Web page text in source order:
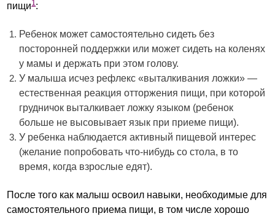
пищи1:
Ребенок может самостоятельно сидеть без
посторонней поддержки или может сидеть на коленях
у мамы и держать при этом голову.
У малыша исчез рефлекс «выталкивания ложки» —
естественная реакция отторжения пищи, при которой
грудничок выталкивает ложку языком (ребенок
больше не высовывает язык при приеме пищи).
У ребенка наблюдается активный пищевой интерес
(желание попробовать что-нибудь со стола, в то
время, когда взрослые едят).
После того как малыш освоил навыки, необходимые для
самостоятельного приема пищи, в том числе хорошо